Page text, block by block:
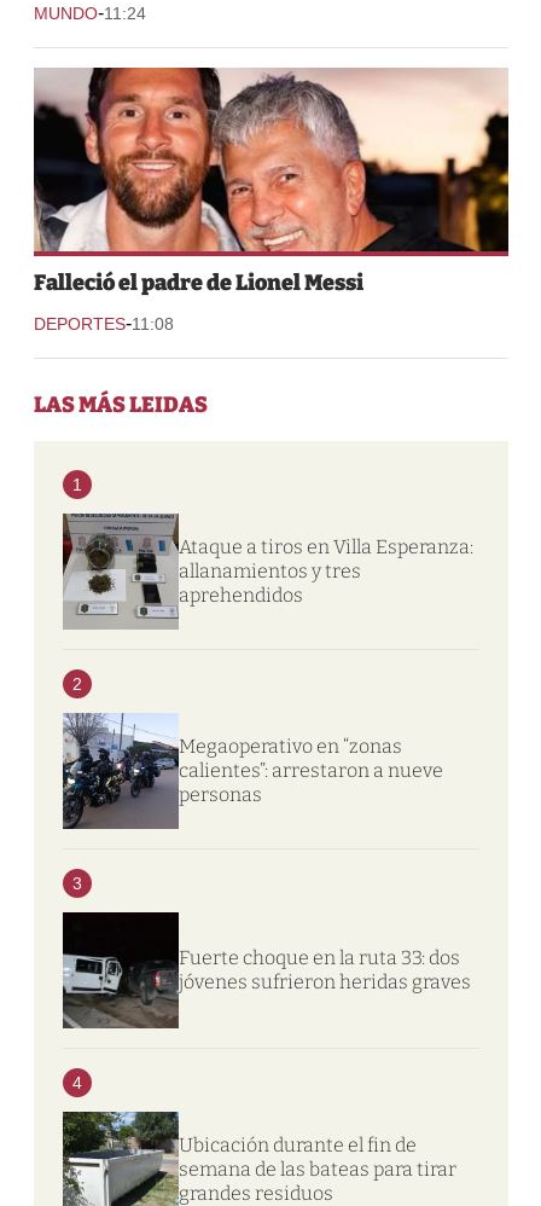
MUNDO-11:24
Falleció el padre de Lionel Messi
DEPORTES-11:08
LAS MÁS LEIDAS
1
Ataque a tiros en Villa Esperanza:
allanamientos y tres
aprehendidos
2
Megaoperativo en “zonas
calientes”: arrestaron a nueve
personas
3
Fuerte choque en la ruta 33: dos
jóvenes sufrieron heridas graves
4
Ubicación durante el fin de
semana de las bateas para tirar
grandes residuos